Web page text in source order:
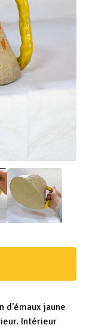
d'émaux jaune
Intérieur